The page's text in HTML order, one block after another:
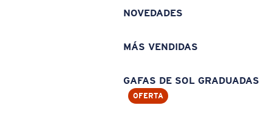
NOVEDADES
MÁS VENDIDAS
GAFAS DE SOL GRADUADAS
OFERTA